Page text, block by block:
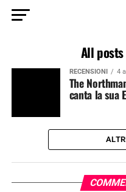
All
RECENSIONI 4
The
canta la sua